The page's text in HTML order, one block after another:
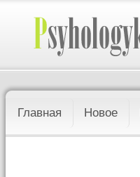
Главная Новое